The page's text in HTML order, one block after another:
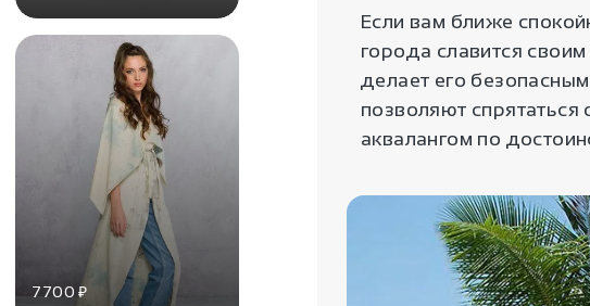
7700₽
Если вам ближе
города славится
делает его
позволяют спрятаться
аквалангом по